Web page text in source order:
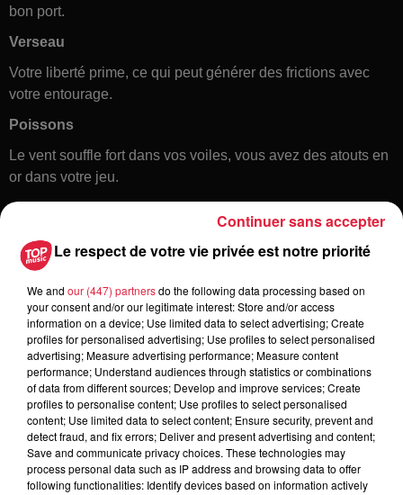
bon port.
Verseau
Votre liberté prime, ce qui peut générer des frictions avec
votre entourage.
Poissons
Le vent souffle fort dans vos voiles, vous avez des atouts en
or dans votre jeu.
Toute l'actu
12h23
Les dernières infos sur la venue du
pape à Metz en septembre
Le respect de votre vie privée est notre priorité
We and our (447) partnersdo the following data processing based on
your consent and/or our legitimate interest: Store and/or access
information on a device; Use limited data to select advertising; Create
profiles for personalised advertising; Use profiles to select personalised
advertising; Measure advertising performance; Measure content
performance; Understand audiences through statistics or combinations
of data from different sources; Develop and improve services; Create
profiles to personalise content; Use profiles to select personalised
content; Use limited data to select content; Ensure security, prevent and
detect fraud, and fix errors; Deliver and present advertising and content;
Save and communicate privacy choices. These technologies may
process personal data such as IP address and browsing data to offer
following functionalities: Identify devices based on information actively
Continuer sans accepter